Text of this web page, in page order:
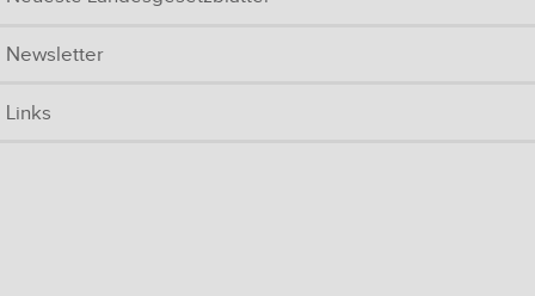
Newsletter
Links